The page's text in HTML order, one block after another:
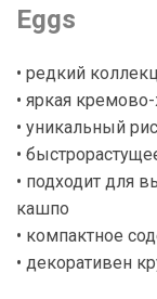
Eggs
• редкий
• яркая
• уникальный
•
• подходит для
кашпо
• компактное
• декоративен